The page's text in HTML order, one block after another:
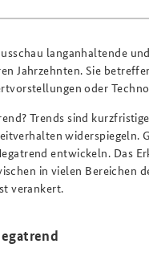
langanhaltende
Jahrzehnten. Sie
oder
Trends sind
widerspiegeln.
entwickeln. Das
in vielen Bereichen
verankert.